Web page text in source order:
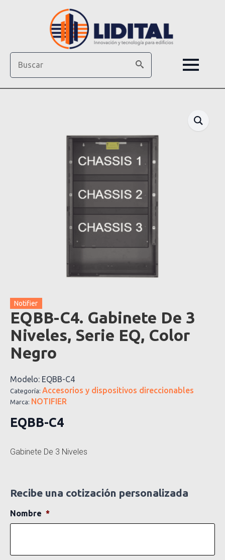
Notifier
EQBB-C4. Gabinete De 3
Niveles, Serie EQ, Color
Negro
Modelo: EQBB-C4
Categoría: Accesorios y dispositivos direccionables
Marca: NOTIFIER
EQBB-C4
Gabinete De 3 Niveles
Recibe una cotización personalizada
Nombre *